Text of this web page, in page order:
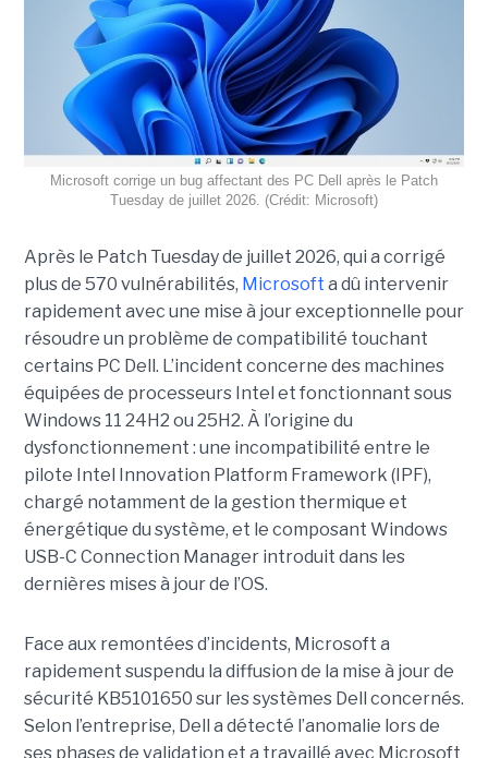
Microsoft corrige un bug affectant des PC Dell après le Patch
Tuesday de juillet 2026. (Crédit: Microsoft)
Après le Patch Tuesday de juillet 2026, qui a corrigé
plus de 570 vulnérabilités, Microsoft a dû intervenir
rapidement avec une mise à jour exceptionnelle pour
résoudre un problème de compatibilité touchant
certains PC Dell. L’incident concerne des machines
équipées de processeurs Intel et fonctionnant sous
Windows 11 24H2 ou 25H2. À l’origine du
dysfonctionnement : une incompatibilité entre le
pilote Intel Innovation Platform Framework (IPF),
chargé notamment de la gestion thermique et
énergétique du système, et le composant Windows
USB-C Connection Manager introduit dans les
dernières mises à jour de l’OS.
Face aux remontées d’incidents, Microsoft a
rapidement suspendu la diffusion de la mise à jour de
sécurité KB5101650 sur les systèmes Dell concernés.
Selon l’entreprise, Dell a détecté l’anomalie lors de
ses phases de validation et a travaillé avec Microsoft